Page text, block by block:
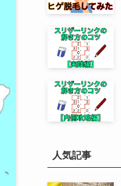
人気記事